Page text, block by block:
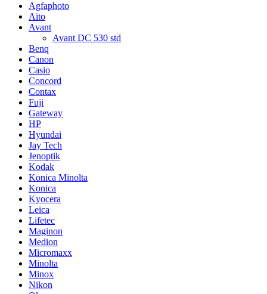
Agfaphoto
Aito
Avant
Avant DC 530 std
Benq
Canon
Casio
Concord
Contax
Fuji
Gateway
HP
Hyundai
Jay Tech
Jenoptik
Kodak
Konica Minolta
Konica
Kyocera
Leica
Lifetec
Maginon
Medion
Micromaxx
Minolta
Minox
Nikon